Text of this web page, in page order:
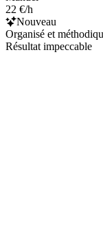
22 €/h
Nouveau
Organisé et
Résultat impeccable